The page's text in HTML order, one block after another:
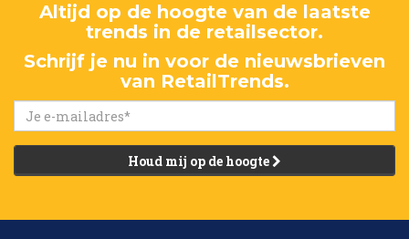
Altijd op de hoogte van de laatste
trends in de retailsector.
Schrijf je nu in voor de nieuwsbrieven
van RetailTrends.
Houd mij op de hoogte